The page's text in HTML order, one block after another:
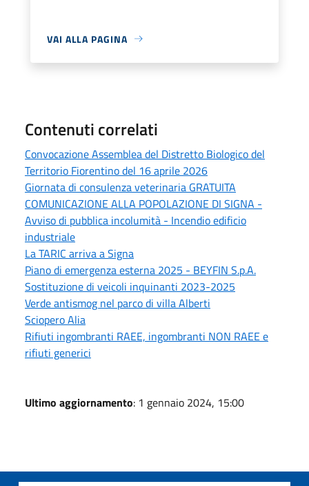
VAI ALLA PAGINA
Contenuti correlati
Convocazione Assemblea del Distretto Biologico del
Territorio Fiorentino del 16 aprile 2026
Giornata di consulenza veterinaria GRATUITA
COMUNICAZIONE ALLA POPOLAZIONE DI SIGNA -
Avviso di pubblica incolumità - Incendio edificio
industriale
La TARIC arriva a Signa
Piano di emergenza esterna 2025 - BEYFIN S.p.A.
Sostituzione di veicoli inquinanti 2023-2025
Verde antismog nel parco di villa Alberti
Sciopero Alia
Rifiuti ingombranti RAEE, ingombranti NON RAEE e
rifiuti generici
Ultimo aggiornamento: 1 gennaio 2024, 15:00